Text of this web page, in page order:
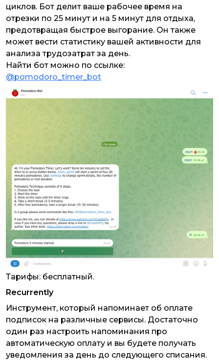
циклов. Бот делит ваше рабочее время на
отрезки по 25 минут и на 5 минут для отдыха,
предотвращая быстрое выгорание. Он также
может вести статистику вашей активности для
анализа трудозатрат за день.
Найти бот можно по ссылке:
@pomodoro_timer_bot
Тарифы: бесплатный.
Recurrently
Инструмент, который напоминает об оплате
подписок на различные сервисы. Достаточно
один раз настроить напоминания про
автоматическую оплату и вы будете получать
уведомления за день до следующего списания.